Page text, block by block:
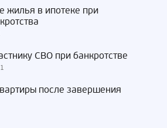
жилья в ипотеке при
СВО при банкротстве
1
после завершения